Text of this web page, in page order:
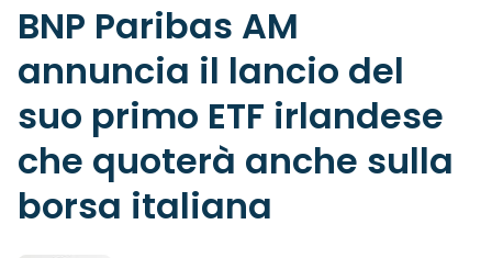
BNP Paribas AM
annuncia il lancio del
suo primo ETF irlandese
che quoterà anche sulla
borsa italiana